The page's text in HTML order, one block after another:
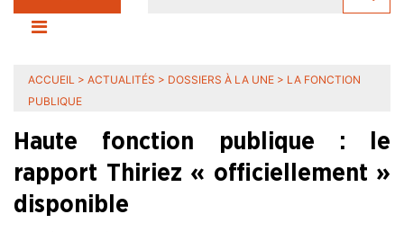
ACCUEIL > ACTUALITÉS > DOSSIERS À LA UNE > LA FONCTION
PUBLIQUE
Haute fonction publique : le
rapport Thiriez « officiellement »
disponible